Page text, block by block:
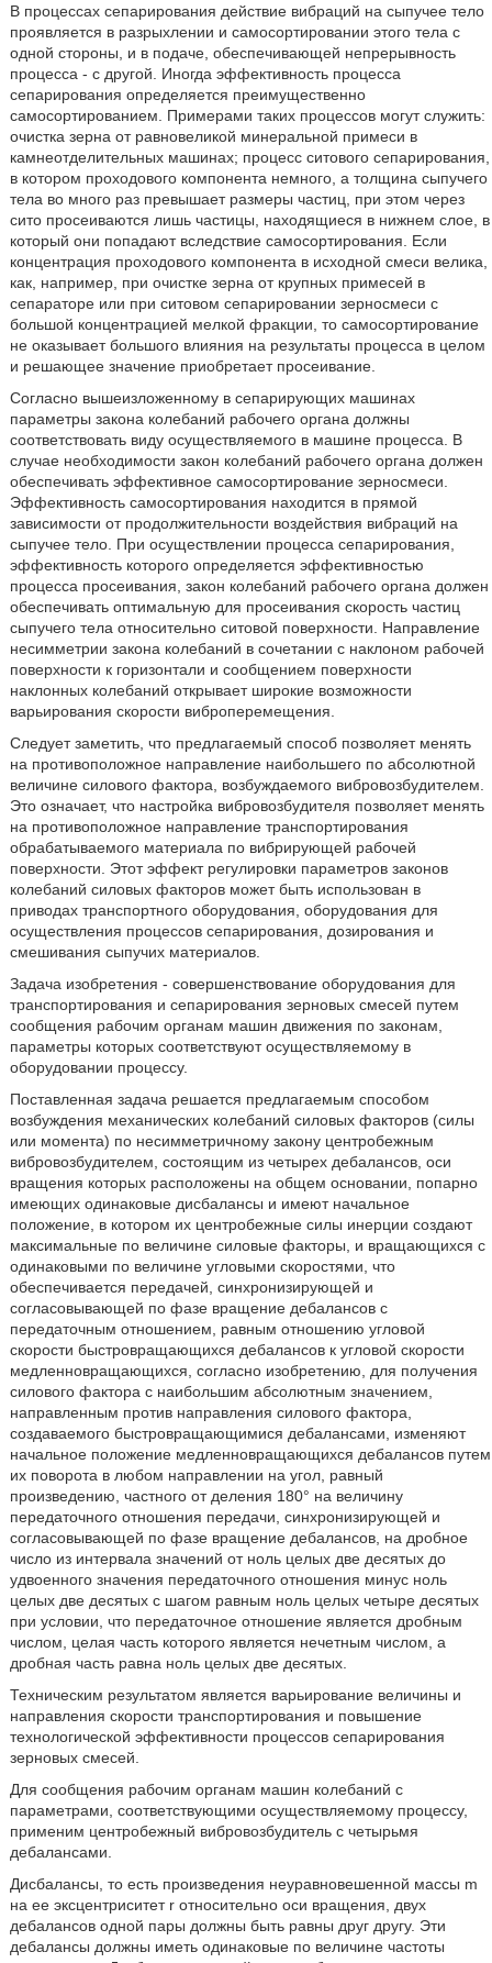
В процессах сепарирования действие вибраций на сыпучее тело
проявляется в разрыхлении и самосортировании этого тела с
одной стороны, и в подаче, обеспечивающей непрерывность
процесса - с другой. Иногда эффективность процесса
сепарирования определяется преимущественно
самосортированием. Примерами таких процессов могут служить:
очистка зерна от равновеликой минеральной примеси в
камнеотделительных машинах; процесс ситового сепарирования,
в котором проходового компонента немного, а толщина сыпучего
тела во много раз превышает размеры частиц, при этом через
сито просеиваются лишь частицы, находящиеся в нижнем слое, в
который они попадают вследствие самосортирования. Если
концентрация проходового компонента в исходной смеси велика,
как, например, при очистке зерна от крупных примесей в
сепараторе или при ситовом сепарировании зерносмеси с
большой концентрацией мелкой фракции, то самосортирование
не оказывает большого влияния на результаты процесса в целом
и решающее значение приобретает просеивание.
Согласно вышеизложенному в сепарирующих машинах
параметры закона колебаний рабочего органа должны
соответствовать виду осуществляемого в машине процесса. В
случае необходимости закон колебаний рабочего органа должен
обеспечивать эффективное самосортирование зерносмеси.
Эффективность самосортирования находится в прямой
зависимости от продолжительности воздействия вибраций на
сыпучее тело. При осуществлении процесса сепарирования,
эффективность которого определяется эффективностью
процесса просеивания, закон колебаний рабочего органа должен
обеспечивать оптимальную для просеивания скорость частиц
сыпучего тела относительно ситовой поверхности. Направление
несимметрии закона колебаний в сочетании с наклоном рабочей
поверхности к горизонтали и сообщением поверхности
наклонных колебаний открывает широкие возможности
варьирования скорости виброперемещения.
Следует заметить, что предлагаемый способ позволяет менять
на противоположное направление наибольшего по абсолютной
величине силового фактора, возбуждаемого вибровозбудителем.
Это означает, что настройка вибровозбудителя позволяет менять
на противоположное направление транспортирования
обрабатываемого материала по вибрирующей рабочей
поверхности. Этот эффект регулировки параметров законов
колебаний силовых факторов может быть использован в
приводах транспортного оборудования, оборудования для
осуществления процессов сепарирования, дозирования и
смешивания сыпучих материалов.
Задача изобретения - совершенствование оборудования для
транспортирования и сепарирования зерновых смесей путем
сообщения рабочим органам машин движения по законам,
параметры которых соответствуют осуществляемому в
оборудовании процессу.
Поставленная задача решается предлагаемым способом
возбуждения механических колебаний силовых факторов (силы
или момента) по несимметричному закону центробежным
вибровозбудителем, состоящим из четырех дебалансов, оси
вращения которых расположены на общем основании, попарно
имеющих одинаковые дисбалансы и имеют начальное
положение, в котором их центробежные силы инерции создают
максимальные по величине силовые факторы, и вращающихся с
одинаковыми по величине угловыми скоростями, что
обеспечивается передачей, синхронизирующей и
согласовывающей по фазе вращение дебалансов с
передаточным отношением, равным отношению угловой
скорости быстровращающихся дебалансов к угловой скорости
медленновращающихся, согласно изобретению, для получения
силового фактора с наибольшим абсолютным значением,
направленным против направления силового фактора,
создаваемого быстровращающимися дебалансами, изменяют
начальное положение медленновращающихся дебалансов путем
их поворота в любом направлении на угол, равный
произведению, частного от деления 180° на величину
передаточного отношения передачи, синхронизирующей и
согласовывающей по фазе вращение дебалансов, на дробное
число из интервала значений от ноль целых две десятых до
удвоенного значения передаточного отношения минус ноль
целых две десятых с шагом равным ноль целых четыре десятых
при условии, что передаточное отношение является дробным
числом, целая часть которого является нечетным числом, а
дробная часть равна ноль целых две десятых.
Техническим результатом является варьирование величины и
направления скорости транспортирования и повышение
технологической эффективности процессов сепарирования
зерновых смесей.
Для сообщения рабочим органам машин колебаний с
параметрами, соответствующими осуществляемому процессу,
применим центробежный вибровозбудитель с четырьмя
дебалансами.
Дисбалансы, то есть произведения неуравновешенной массы m
на ее эксцентриситет r относительно оси вращения, двух
дебалансов одной пары должны быть равны друг другу. Эти
дебалансы должны иметь одинаковые по величине частоты